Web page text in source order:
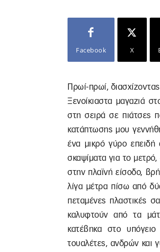
Facebook X
Πρωί-πρωί,
Ξενοίκιαστα μαγαζιά
στη σειρά σε πιάτσες
κατάπτωσης μου
ένα μικρό γύρο
σκαψίματα για το
στην πλαϊνή είσοδο,
λίγα μέτρα πίσω από
πεταμένες πλαστικές
καλυφτούν από τα
κατέβηκα στο
τουαλέτες, ανδρών και